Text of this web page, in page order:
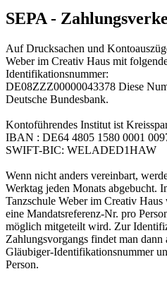
SEPA -
Auf Drucksachen und
Weber im Creativ Haus mit
Identifikationsnummer:
DE08ZZZ00000043378 Diese
Deutsche Bundesbank.
Kontoführendes Institut ist
IBAN : DE64 4805 1580 0001
SWIFT-BIC: WELADED1HAW
Wenn nicht anders vereinbart,
Werktag jeden Monats abgebucht.
Tanzschule Weber im Creativ
eine Mandatsreferenz-Nr. pro
möglich mitgeteilt wird. Zur
Zahlungsvorgangs findet man
Gläubiger-Identifikationsnummer
Person.